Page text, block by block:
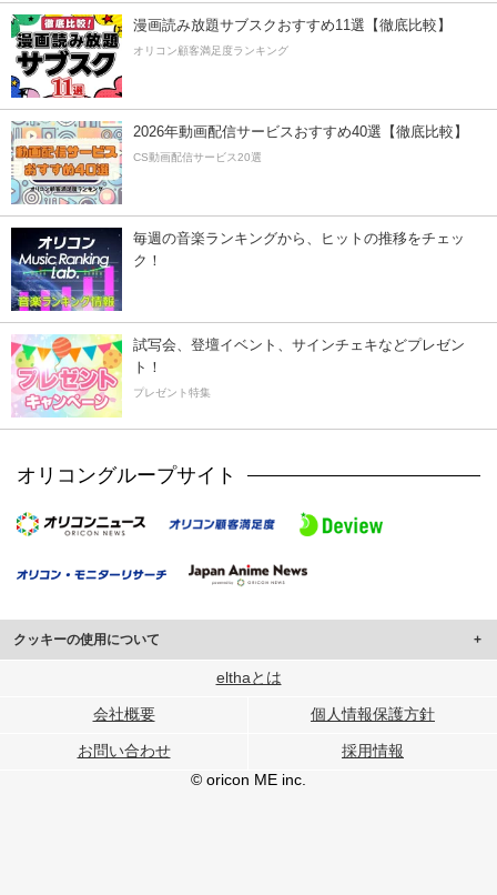
漫画読み放題サブスクおすすめ11選【徹底比較】
オリコン顧客満足度ランキング
2026年動画配信サービスおすすめ40選【徹底比較】
CS動画配信サービス20選
毎週の音楽ランキングから、ヒットの推移をチェッ
ク！
試写会、登壇イベント、サインチェキなどプレゼン
ト！
プレゼント特集
オリコングループサイト
クッキーの使用について
このサイトでは Cookie を使用して、ユーザーに合わせたコンテンツや広告の
行っています。
メディアや広告配信、データ解析の各パートナーに提供しています。
各パートナーは、この情報とユーザーが各パートナーに提供した他の情報や、
ユーザーが各パートナーのサービスを使用したときに収集した他の情報を組み
elthaとは
会社概要 個人情報保護方針
お問い合わせ
採用情報
© oricon ME inc.